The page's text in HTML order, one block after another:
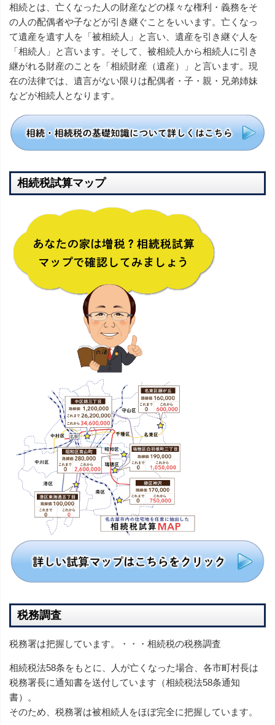
相続とは、亡くなった人の財産などの様々な権利・義務をそ
の人の配偶者や子などが引き継ぐことをいいます。亡くなっ
て遺産を遺す人を「被相続人」と言い、遺産を引き継ぐ人を
「相続人」と言います。そして、被相続人から相続人に引き
継がれる財産のことを「相続財産（遺産）」と言います。現
在の法律では、遺言がない限りは配偶者・子・親・兄弟姉妹
などが相続人となります。
相続税試算マップ
税務調査
税務署は把握しています。・・・相続税の税務調査
相続税法58条をもとに、人が亡くなった場合、各市町村長は
税務署長に通知書を送付しています（相続税法58条通知
書）。
そのため、税務署は被相続人をほぼ完全に把握しています。